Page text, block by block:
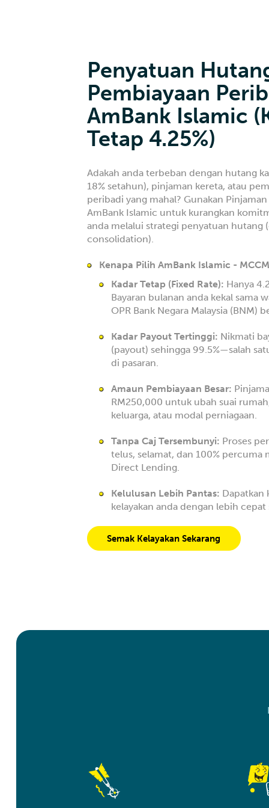
Penyatuan
Pembiayaan
AmBank Islamic
Tetap 4.25%)
Adakah anda terbeban dengan hutang
18% setahun), pinjaman kereta, atau
peribadi yang mahal? Gunakan
AmBank Islamic untuk kurangkan
anda melalui strategi penyatuan hutang
consolidation).
Kenapa Pilih AmBank Islamic -
Kadar Tetap (Fixed Rate): Hanya
Bayaran bulanan anda kekal sama
OPR Bank Negara Malaysia (BNM)
Kadar Payout Tertinggi: Nikmati
(payout) sehingga 99.5%—salah
di pasaran.
Amaun Pembiayaan Besar:
RM250,000 untuk ubah suai
keluarga, atau modal perniagaan.
Tanpa Caj Tersembunyi: Proses
telus, selamat, dan 100% percuma
Direct Lending.
Kelulusan Lebih Pantas: Dapatkan
kelayakan anda dengan lebih
Semak Kelayakan Sekarang